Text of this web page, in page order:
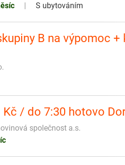
S ubytováním
B na výpomoc
Kč / do 7:30 hotovo
společnost a.s.